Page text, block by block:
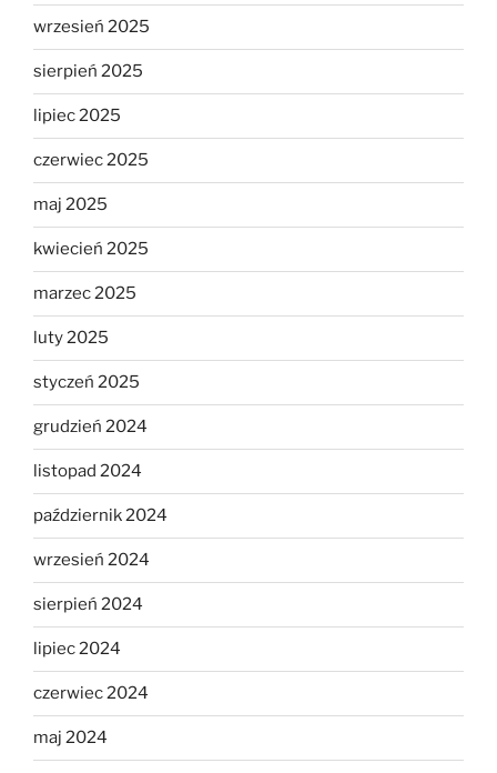
wrzesień 2025
sierpień 2025
lipiec 2025
czerwiec 2025
maj 2025
kwiecień 2025
marzec 2025
luty 2025
styczeń 2025
grudzień 2024
listopad 2024
październik 2024
wrzesień 2024
sierpień 2024
lipiec 2024
czerwiec 2024
maj 2024